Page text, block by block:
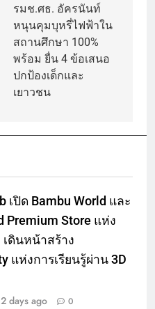
รมช.ศธ. อัครนันท์
หนุนคุมบุหรี่ไฟฟ้าใน
สถานศึกษา 100%
พร้อม ยื่น 4 ข้อเสนอ
ปกป้องเด็กและ
เยาวชน
เปิด Bambu World และ
Premium Store แห่ง
ดินหน้าสร้าง
แห่งการเรียนรู้ผ่าน 3D
2 days ago 0